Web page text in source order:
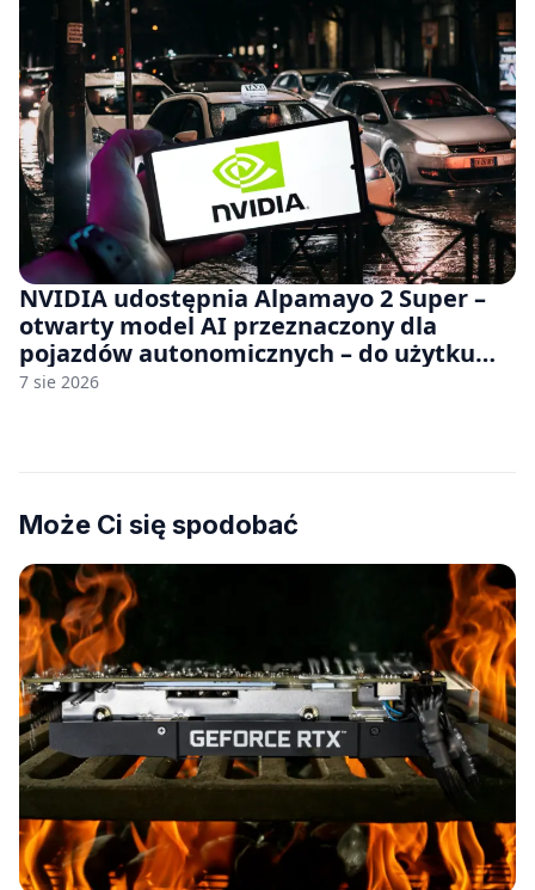
NVIDIA udostępnia Alpamayo 2 Super –
otwarty model AI przeznaczony dla
pojazdów autonomicznych – do użytku
komercyjnego
7 sie 2026
Może Ci się spodobać